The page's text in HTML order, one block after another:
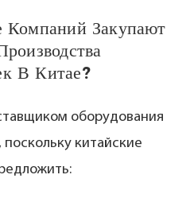
Закупают
В Китае?
оборудования
китайские